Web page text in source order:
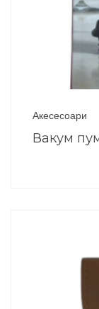
Акесесоари
Вакум